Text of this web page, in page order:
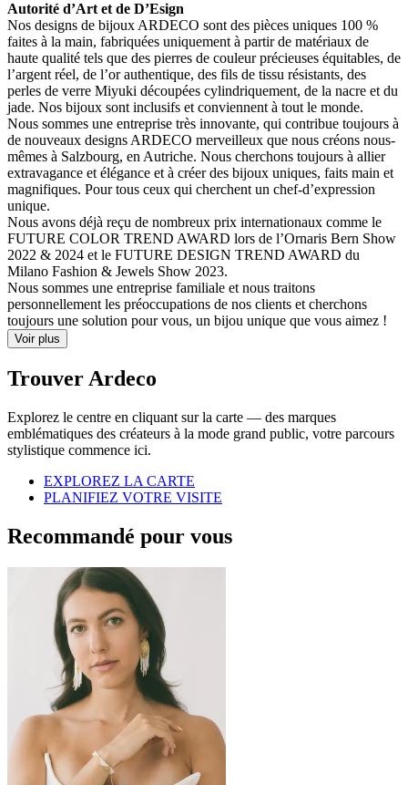
Autorité d’Art et de D’Esign
Nos designs de bijoux ARDECO sont des pièces uniques 100 %
faites à la main, fabriquées uniquement à partir de matériaux de
haute qualité tels que des pierres de couleur précieuses équitables, de
l’argent réel, de l’or authentique, des fils de tissu résistants, des
perles de verre Miyuki découpées cylindriquement, de la nacre et du
jade. Nos bijoux sont inclusifs et conviennent à tout le monde.
Nous sommes une entreprise très innovante, qui contribue toujours à
de nouveaux designs ARDECO merveilleux que nous créons nous-
mêmes à Salzbourg, en Autriche. Nous cherchons toujours à allier
extravagance et élégance et à créer des bijoux uniques, faits main et
magnifiques. Pour tous ceux qui cherchent un chef-d’expression
unique.
Nous avons déjà reçu de nombreux prix internationaux comme le
FUTURE COLOR TREND AWARD lors de l’Ornaris Bern Show
2022 & 2024 et le FUTURE DESIGN TREND AWARD du
Milano Fashion & Jewels Show 2023.
Nous sommes une entreprise familiale et nous traitons
personnellement les préoccupations de nos clients et cherchons
toujours une solution pour vous, un bijou unique que vous aimez !
Voir plus
Trouver Ardeco
Explorez le centre en cliquant sur la carte — des marques
emblématiques des créateurs à la mode grand public, votre parcours
stylistique commence ici.
EXPLOREZ LA CARTE
PLANIFIEZ VOTRE VISITE
Recommandé pour vous